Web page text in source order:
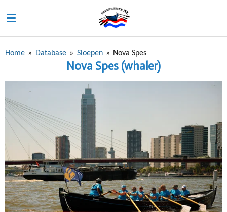
direct
naar
hoofdinhoud
Home » Database » Sloepen » Nova Spes
Nova Spes (whaler)